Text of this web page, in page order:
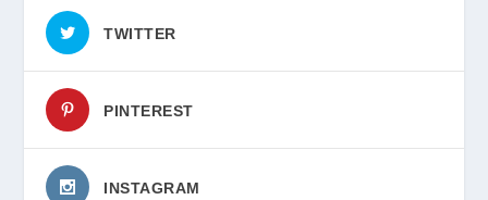
TWITTER
PINTEREST
INSTAGRAM